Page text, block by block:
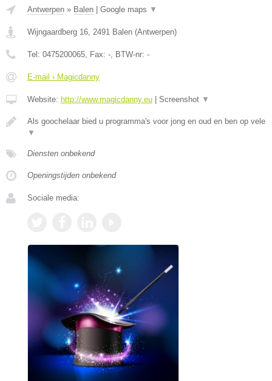
Antwerpen » Balen Google maps ▼
Wijngaardberg 16 2491 Balen (Antwerpen)
Tel: 0475200065 , Fax: - , BTW-nr: -
E-mail › Magicdanny
Website: http://www.magicdanny.eu Screenshot ▼
Als goochelaar bied u programma's voor jong en oud en ben op vele
▼
Diensten onbekend
Openingstijden onbekend
Sociale media: